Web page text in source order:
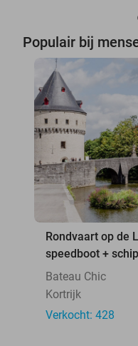
Populair bij
Rondvaart op de
speedboot +
Bateau Chic
Kortrijk
Verkocht: 428